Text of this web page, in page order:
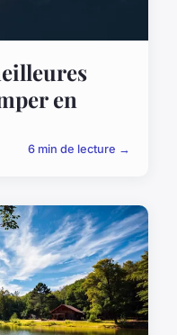
en
6 min de lecture →